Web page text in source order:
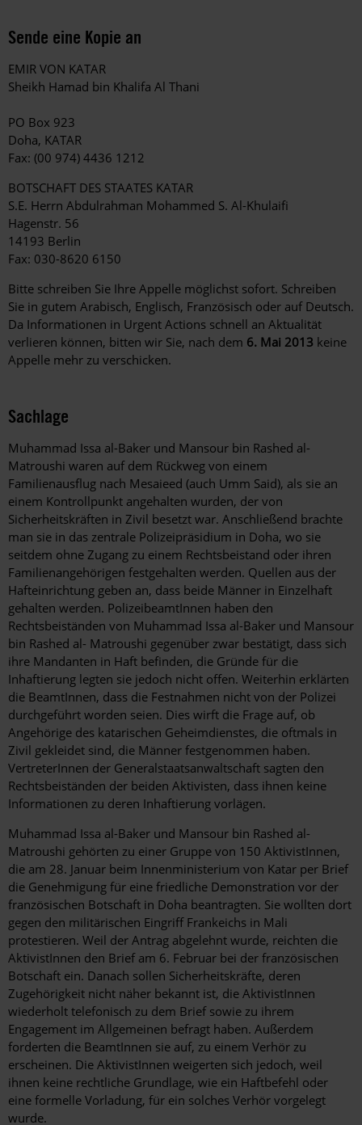
Sende eine Kopie an
EMIR VON KATAR
Sheikh Hamad bin Khalifa Al Thani
PO Box 923
Doha, KATAR
Fax: (00 974) 4436 1212
BOTSCHAFT DES STAATES KATAR
S.E. Herrn Abdulrahman Mohammed S. Al-Khulaifi
Hagenstr. 56
14193 Berlin
Fax: 030-8620 6150
Bitte schreiben Sie Ihre Appelle möglichst sofort. Schreiben
Sie in gutem Arabisch, Englisch, Französisch oder auf Deutsch.
Da Informationen in Urgent Actions schnell an Aktualität
verlieren können, bitten wir Sie, nach dem 6. Mai 2013 keine
Appelle mehr zu verschicken.
Sachlage
Muhammad Issa al-Baker und Mansour bin Rashed al-
Matroushi waren auf dem Rückweg von einem
Familienausflug nach Mesaieed (auch Umm Said), als sie an
einem Kontrollpunkt angehalten wurden, der von
Sicherheitskräften in Zivil besetzt war. Anschließend brachte
man sie in das zentrale Polizeipräsidium in Doha, wo sie
seitdem ohne Zugang zu einem Rechtsbeistand oder ihren
Familienangehörigen festgehalten werden. Quellen aus der
Hafteinrichtung geben an, dass beide Männer in Einzelhaft
gehalten werden. PolizeibeamtInnen haben den
Rechtsbeiständen von Muhammad Issa al-Baker und Mansour
bin Rashed al- Matroushi gegenüber zwar bestätigt, dass sich
ihre Mandanten in Haft befinden, die Gründe für die
Inhaftierung legten sie jedoch nicht offen. Weiterhin erklärten
die BeamtInnen, dass die Festnahmen nicht von der Polizei
durchgeführt worden seien. Dies wirft die Frage auf, ob
Angehörige des katarischen Geheimdienstes, die oftmals in
Zivil gekleidet sind, die Männer festgenommen haben.
VertreterInnen der Generalstaatsanwaltschaft sagten den
Rechtsbeiständen der beiden Aktivisten, dass ihnen keine
Informationen zu deren Inhaftierung vorlägen.
Muhammad Issa al-Baker und Mansour bin Rashed al-
Matroushi gehörten zu einer Gruppe von 150 AktivistInnen,
die am 28. Januar beim Innenministerium von Katar per Brief
die Genehmigung für eine friedliche Demonstration vor der
französischen Botschaft in Doha beantragten. Sie wollten dort
gegen den militärischen Eingriff Frankeichs in Mali
protestieren. Weil der Antrag abgelehnt wurde, reichten die
AktivistInnen den Brief am 6. Februar bei der französischen
Botschaft ein. Danach sollen Sicherheitskräfte, deren
Zugehörigkeit nicht näher bekannt ist, die AktivistInnen
wiederholt telefonisch zu dem Brief sowie zu ihrem
Engagement im Allgemeinen befragt haben. Außerdem
forderten die BeamtInnen sie auf, zu einem Verhör zu
erscheinen. Die AktivistInnen weigerten sich jedoch, weil
ihnen keine rechtliche Grundlage, wie ein Haftbefehl oder
eine formelle Vorladung, für ein solches Verhör vorgelegt
wurde.